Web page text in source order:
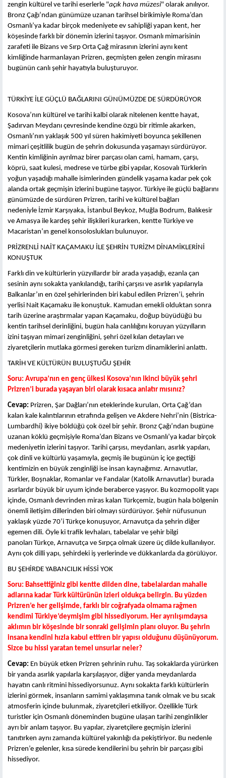
zengin kültürel ve tarihi eserlerle "açık hava müzesi" olarak anılıyor.
Bronz Çağı’ndan günümüze uzanan tarihsel birikimiyle Roma’dan
Osmanlı’ya kadar birçok medeniyete ev sahipliği yapan kent, her
köşesinde farklı bir dönemin izlerini taşıyor. Osmanlı mimarisinin
zarafeti ile Bizans ve Sırp Orta Çağ mirasının izlerini aynı kent
kimliğinde harmanlayan Prizren, geçmişten gelen zengin mirasını
bugünün canlı şehir hayatıyla buluşturuyor.
TÜRKİYE İLE GÜÇLÜ BAĞLARINI GÜNÜMÜZDE DE SÜRDÜRÜYOR
Kosova’nın kültürel ve tarihi kalbi olarak nitelenen kentte hayat,
Şadırvan Meydanı çevresinde kendine özgü bir ritimle akarken,
Osmanlı’nın yaklaşık 500 yıl süren hakimiyeti boyunca şekillenen
mimari çeşitlilik bugün de şehrin dokusunda yaşamayı sürdürüyor.
Kentin kimliğinin ayrılmaz birer parçası olan cami, hamam, çarşı,
köprü, saat kulesi, medrese ve türbe gibi yapılar, Kosovalı Türklerin
yoğun yaşadığı mahalle isimlerinden gündelik yaşama kadar pek çok
alanda ortak geçmişin izlerini bugüne taşıyor. Türkiye ile güçlü bağlarını
günümüzde de sürdüren Prizren, tarihi ve kültürel bağları
nedeniyle İzmir Karşıyaka, İstanbul Beykoz, Muğla Bodrum, Balıkesir
ve Amasya ile kardeş şehir ilişkileri kurarken, kentte Türkiye ve
Macaristan’ın genel konsoloslukları bulunuyor.
PRİZRENLİ NAİT KAÇAMAKU İLE ŞEHRİN TURİZM DİNAMİKLERİNİ
KONUŞTUK
Farklı din ve kültürlerin yüzyıllardır bir arada yaşadığı, ezanla çan
sesinin aynı sokakta yankılandığı, tarihi çarşısı ve asırlık yapılarıyla
Balkanlar’ın en özel şehirlerinden biri kabul edilen Prizren’i, şehrin
yerlisi Nait Kaçamaku ile konuştuk. Kamudan emekli olduktan sonra
tarih üzerine araştırmalar yapan Kaçamaku, doğup büyüdüğü bu
kentin tarihsel derinliğini, bugün hala canlılığını koruyan yüzyılların
izini taşıyan mimari zenginliğini, şehri özel kılan detayları ve
ziyaretçilerin mutlaka görmesi gereken turizm dinamiklerini anlattı.
TARİH VE KÜLTÜRÜN BULUŞTUĞU ŞEHİR
Soru: Avrupa’nın en genç ülkesi Kosova’nın ikinci büyük şehri
Prizren’i burada yaşayan biri olarak kısaca anlatır mısınız?
Cevap: Prizren, Şar Dağları’nın eteklerinde kurulan, Orta Çağ’dan
kalan kale kalıntılarının etrafında gelişen ve Akdere Nehri’nin (Bistrica-
Lumbardhi) ikiye böldüğü çok özel bir şehir. Bronz Çağı’ndan bugüne
uzanan köklü geçmişiyle Roma’dan Bizans ve Osmanlı’ya kadar birçok
medeniyetin izlerini taşıyor. Tarihi çarşısı, meydanları, asırlık yapıları,
çok dinli ve kültürlü yaşamıyla, geçmiş ile bugünün iç içe geçtiği
kentimizin en büyük zenginliği ise insan kaynağımız. Arnavutlar,
Türkler, Boşnaklar, Romanlar ve Fandalar (Katolik Arnavutlar) burada
asırlardır büyük bir uyum içinde beraberce yaşıyor. Bu kozmopolit yapı
içinde, Osmanlı devrinden miras kalan Türkçemiz, bugün hala bölgenin
önemli iletişim dillerinden biri olmayı sürdürüyor. Şehir nüfusunun
yaklaşık yüzde 70’i Türkçe konuşuyor, Arnavutça da şehrin diğer
egemen dili. Öyle ki trafik levhaları, tabelalar ve şehir bilgi
panoları Türkçe, Arnavutça ve Sırpça olmak üzere üç dilde kullanılıyor.
Aynı çok dilli yapı, şehirdeki iş yerlerinde ve dükkanlarda da görülüyor.
BU ŞEHİRDE YABANCILIK HİSSİ YOK
Soru: Bahsettiğiniz gibi kentte dilden dine, tabelalardan mahalle
adlarına kadar Türk kültürünün izleri oldukça belirgin. Bu yüzden
Prizren’e her gelişimde, farklı bir coğrafyada olmama rağmen
kendimi Türkiye’deymişim gibi hissediyorum. Her ayrılışımdaysa
aklımın bir köşesinde bir sonraki gelişimin planı oluyor. Bu şehrin
insana kendini hızla kabul ettiren bir yapısı olduğunu düşünüyorum.
Sizce bu hissi yaratan temel unsurlar neler?
Cevap: En büyük etken Prizren şehrinin ruhu. Taş sokaklarda yürürken
bir yanda asırlık yapılarla karşılaşıyor, diğer yanda meydanlarda
hayatın canlı ritmini hissediyorsunuz. Aynı sokakta farklı kültürlerin
izlerini görmek, insanların samimi yaklaşımına tanık olmak ve bu sıcak
atmosferin içinde bulunmak, ziyaretçileri etkiliyor. Özellikle Türk
turistler için Osmanlı döneminden bugüne ulaşan tarihi zenginlikler
ayrı bir anlam taşıyor. Bu yapılar, ziyaretçilere geçmişin izlerini
tanıtırken aynı zamanda kültürel yakınlığı da pekiştiriyor. Bu nedenle
Prizren’e gelenler, kısa sürede kendilerini bu şehrin bir parçası gibi
hissediyor.